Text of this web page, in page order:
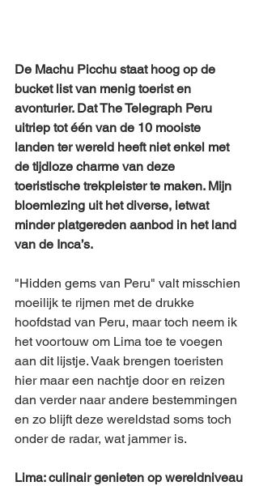
De Machu Picchu staat hoog op de
bucket list van menig toerist en
avonturier. Dat The Telegraph Peru
uitriep tot één van de 10 mooiste
landen ter wereld heeft niet enkel met
de tijdloze charme van deze
toeristische trekpleister te maken. Mijn
bloemlezing uit het diverse, ietwat
minder platgereden aanbod in het land
van de Inca’s.
"Hidden gems van Peru" valt misschien
moeilijk te rijmen met de drukke
hoofdstad van Peru, maar toch neem ik
het voortouw om Lima toe te voegen
aan dit lijstje. Vaak brengen toeristen
hier maar een nachtje door en reizen
dan verder naar andere bestemmingen
en zo blijft deze wereldstad soms toch
onder de radar, wat jammer is.
Lima: culinair genieten op wereldniveau